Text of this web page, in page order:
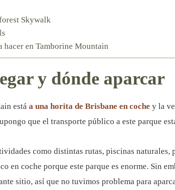
Skywalk
hacer en Tamborine Mountain
y dónde aparcar
está a una horita de Brisbane en coche y la
que el transporte público a este parque
como distintas rutas, piscinas naturales,
en coche porque este parque es enorme. Sin
sitio, así que no tuvimos problema para